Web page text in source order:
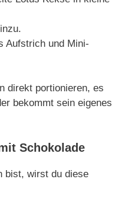
Aufstrich und Mini-
direkt portionieren, es
bekommt sein eigenes
Schokolade
bist, wirst du diese